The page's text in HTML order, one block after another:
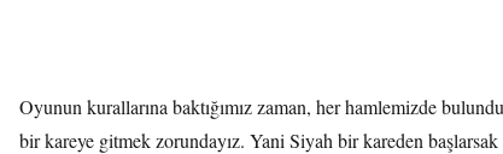
Oyunun kurallarına baktığımız zaman, her hamlemizde
bir kareye gitmek zorundayız. Yani Siyah bir kareden başlarsak